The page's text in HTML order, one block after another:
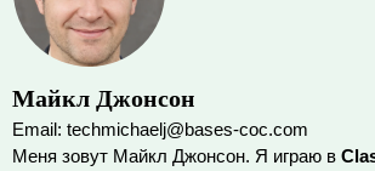
Майкл Джонсон
Email: techmichaelj@bases-coc.com
Меня зовут Майкл Джонсон. Я играю в